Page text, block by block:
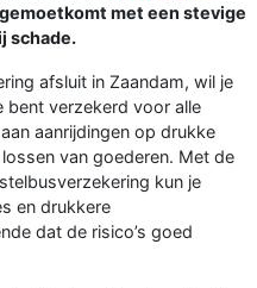
met een stevige
schade.
afsluit in Zaandam, wil je
bent verzekerd voor alle
aanrijdingen op drukke
van goederen. Met de
kun je
en drukkere
dat de risico’s goed